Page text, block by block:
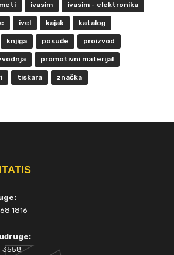
ivasim ivasim - elektronika
ivel kajak katalog
knjiga posuđe proizvod
promotivni materijal
tiskara značka
1816
3558